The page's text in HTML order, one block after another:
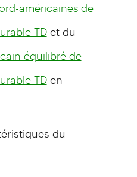
américaines de
TDet du
équilibré de
TDen
du